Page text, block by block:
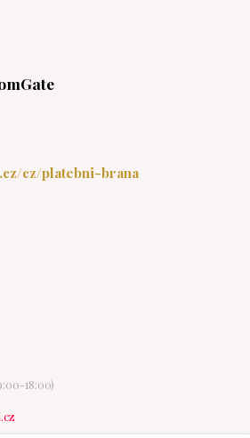
cz/platebni-brana
18:00)